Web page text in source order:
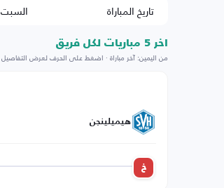
تاريخ المباراة
السبت 22-08-2026
اخر 5 مباريات لكل فريق
من اليمين: آخر مباراة · اضغط على الحرف لعرض التفاصيل
هيميلينجن
خ